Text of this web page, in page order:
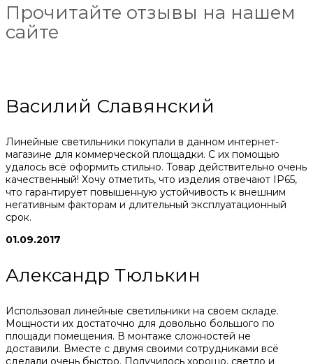
Прочитайте отзывы на нашем
сайте
Василий Славянский
Линейные светильники покупали в данном интернет-
магазине для коммерческой площадки. С их помощью
удалось всё оформить стильно. Товар действительно очень
качественный! Хочу отметить, что изделия отвечают IP65,
что гарантирует повышенную устойчивость к внешним
негативным факторам и длительный эксплуатационный
срок.
01.09.2017
Александр Тюлькин
Использовал линейные светильники на своем складе.
Мощности их достаточно для довольно большого по
площади помещения. В монтаже сложностей не
доставили. Вместе с двумя своими сотрудниками всё
сделали очень быстро. Получилось хорошо, светло и